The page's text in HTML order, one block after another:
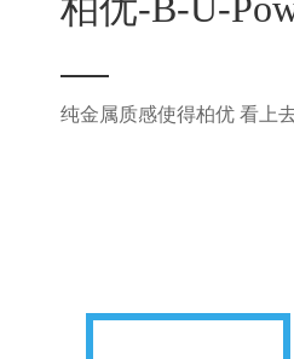
纯金属质感使得柏优 看上